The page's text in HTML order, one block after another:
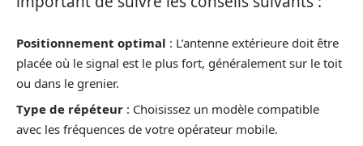
Positionnement optimal : L’antenne extérieure doit être
placée où le signal est le plus fort, généralement sur le toit
ou dans le grenier.
Type de répéteur : Choisissez un modèle compatible
avec les fréquences de votre opérateur mobile.